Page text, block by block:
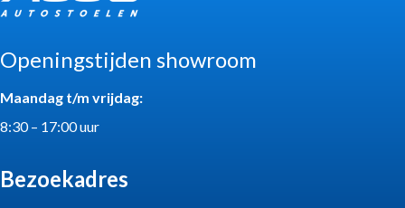
Openingstijden showroom
Maandag t/m vrijdag:
8:30 – 17:00 uur
Bezoekadres